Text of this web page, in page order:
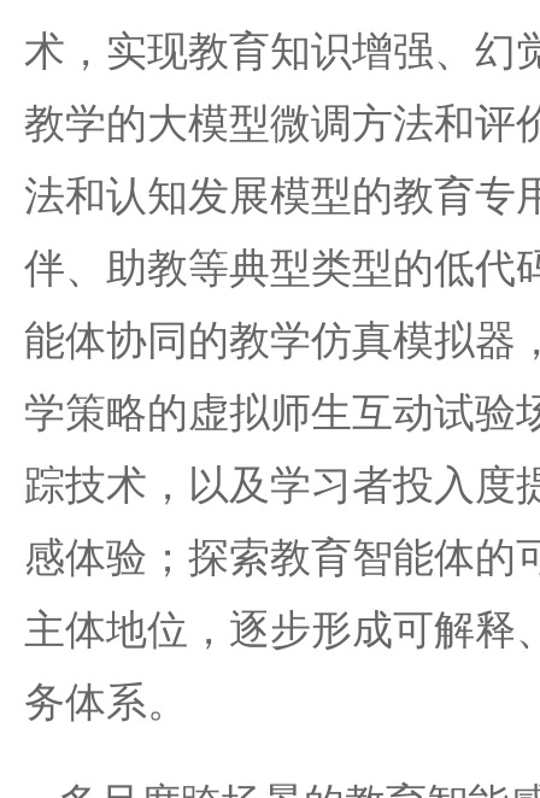
术，实现教育知识增强、幻
教学的大模型微调方法和评
法和认知发展模型的教育专
伴、助教等典型类型的低代
能体协同的教学仿真模拟器
学策略的虚拟师生互动试验
踪技术，以及学习者投入度
感体验；探索教育智能体的
主体地位，逐步形成可解释
务体系。